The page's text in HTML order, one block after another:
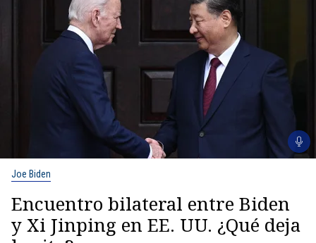
Joe Biden
Encuentro bilateral entre Biden
y Xi Jinping en EE. UU. ¿Qué deja